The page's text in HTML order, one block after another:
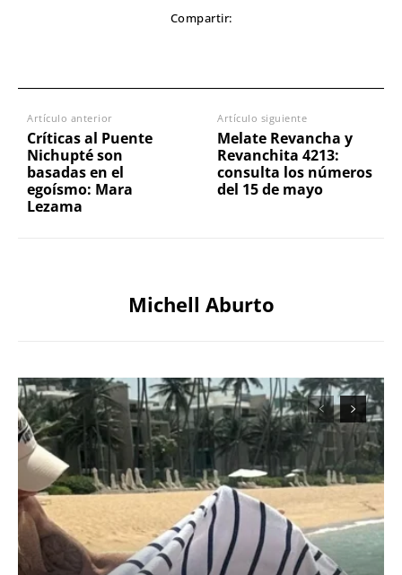
Compartir:
Artículo anterior
Críticas al Puente
Nichupté son
basadas en el
egoísmo: Mara
Lezama
Artículo siguiente
Melate Revancha y
Revanchita 4213:
consulta los números
del 15 de mayo
Michell Aburto